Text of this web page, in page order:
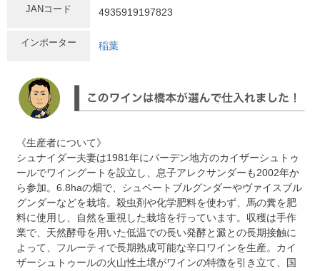
JANコード 4935919197823
インポーター 稲葉
《生産者について》
シュナイダー夫妻は1981年にバーデン地方のカイザーシュトゥ
ールでワイングートを設立し、息子アレクサンダーも2002年か
ら参加。6.8haの畑で、シュペートブルグンダーやヴァイスブル
グンダーなどを栽培。殺虫剤や化学肥料を使わず、馬の糞を肥
料に使用し、自然を重視した栽培を行っています。収穫は手作
業で、天然酵母を用いた低温での長い発酵と澱との長期接触に
よって、フルーティで長期熟成可能な辛口ワインを生産。カイ
ザーシュトゥールの火山性土壌がワインの特徴を引き立て、国